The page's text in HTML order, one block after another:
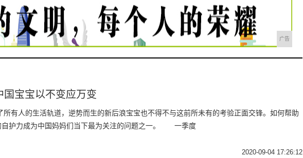
广告
国宝宝以不变应万变
所有人的生活轨道，逆势而生的新后浪宝宝也不得不与这前所未有的考验正面交锋。如何帮助
自护力成为中国妈妈们当下最为关注的问题之一。 一季度
2020-09-04 17:26:12